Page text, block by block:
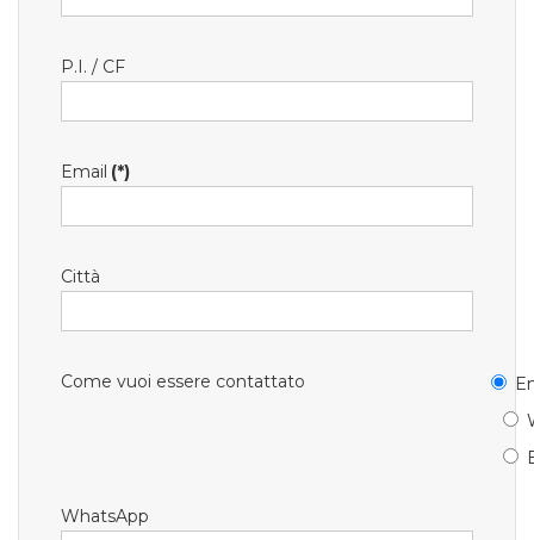
P.I. / CF
Email (*)
Città
Come vuoi essere contattato
WhatsApp